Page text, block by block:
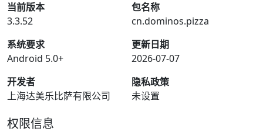
当前版本
3.3.52
包名称
cn.dominos.pizza
系统要求
Android 5.0+
更新日期
2026-07-07
开发者
上海达美乐比萨有限公司
隐私政策
未设置
权限信息